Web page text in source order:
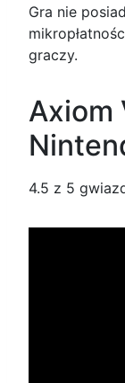
Gra nie
graczy.
Axiom
4.5 z 5